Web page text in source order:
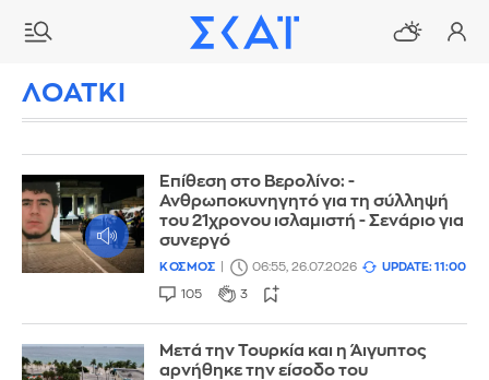
ΛΟΑΤΚΙ
Επίθεση στο Βερολίνο: -
Ανθρωποκυνηγητό για τη σύλληψή
του 21χρονου ισλαμιστή - Σενάριο για
συνεργό
ΚΟΣΜΟΣ 06:55, 26.07.2026 UPDATE: 11:00
105 3
Μετά την Τουρκία και η Άιγυπτος
αρνήθηκε την είσοδο του